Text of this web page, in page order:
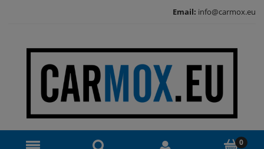
Email: info@carmox.eu